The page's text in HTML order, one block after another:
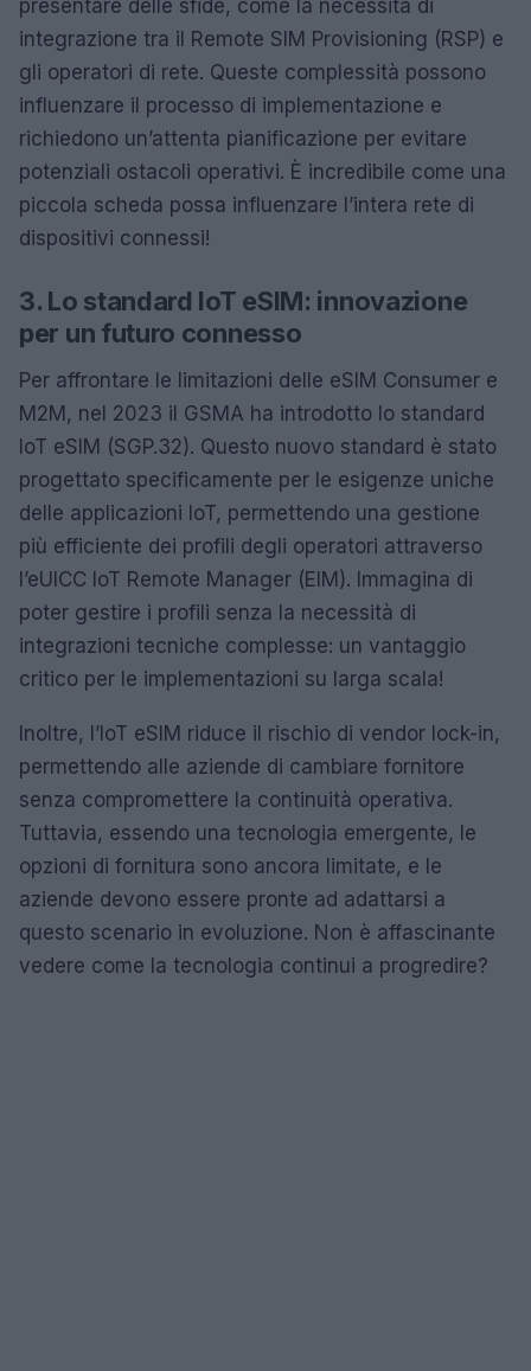
presentare delle sfide, come la necessità di
integrazione tra il Remote SIM Provisioning (RSP) e
gli operatori di rete. Queste complessità possono
influenzare il processo di implementazione e
richiedono un’attenta pianificazione per evitare
potenziali ostacoli operativi. È incredibile come una
piccola scheda possa influenzare l’intera rete di
dispositivi connessi!
3. Lo standard IoT eSIM: innovazione
per un futuro connesso
Per affrontare le limitazioni delle eSIM Consumer e
M2M, nel 2023 il GSMA ha introdotto lo standard
IoT eSIM (SGP.32). Questo nuovo standard è stato
progettato specificamente per le esigenze uniche
delle applicazioni IoT, permettendo una gestione
più efficiente dei profili degli operatori attraverso
l’eUICC IoT Remote Manager (EIM). Immagina di
poter gestire i profili senza la necessità di
integrazioni tecniche complesse: un vantaggio
critico per le implementazioni su larga scala!
Inoltre, l’IoT eSIM riduce il rischio di vendor lock-in,
permettendo alle aziende di cambiare fornitore
senza compromettere la continuità operativa.
Tuttavia, essendo una tecnologia emergente, le
opzioni di fornitura sono ancora limitate, e le
aziende devono essere pronte ad adattarsi a
questo scenario in evoluzione. Non è affascinante
vedere come la tecnologia continui a progredire?